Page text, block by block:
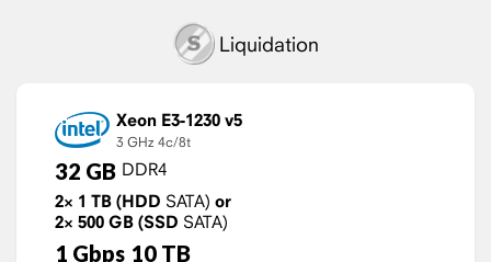
Liquidation
Xeon E3-1230 v5
3 GHz 4c/8t
32 GB DDR4
2× 1 TB (HDD SATA) or
2× 500 GB (SSD SATA)
1 Gbps 10 TB